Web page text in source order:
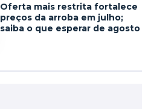
Oferta mais restrita fortalece
preços da arroba em julho;
saiba o que esperar de agosto